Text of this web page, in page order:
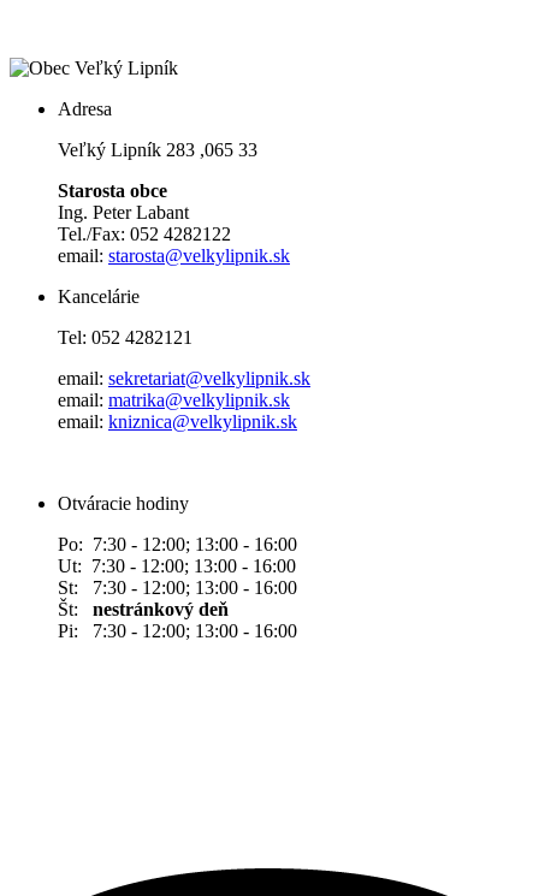
Adresa
Veľký Lipník 283 ,065 33
Starosta obce
Ing. Peter Labant
Tel./Fax: 052 4282122
email: starosta@velkylipnik.sk
Kancelárie
Tel: 052 4282121
email: sekretariat@velkylipnik.sk
email: matrika@velkylipnik.sk
email: kniznica@velkylipnik.sk
Otváracie hodiny
Po: 7:30 - 12:00; 13:00 - 16:00
Ut: 7:30 - 12:00; 13:00 - 16:00
St: 7:30 - 12:00; 13:00 - 16:00
Št: nestránkový deň
Pi: 7:30 - 12:00; 13:00 - 16:00